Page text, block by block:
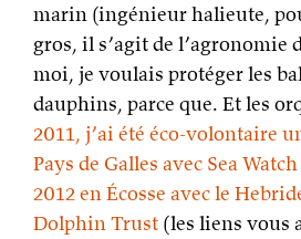
marin (ingénieur halieute,
gros, il s’agit de l’agronomie
moi, je voulais protéger les
dauphins, parce que. Et les
2011, j’ai été éco-volontaire
Pays de Galles avec Sea
2012 en Écosse avec le
Dolphin Trust (les liens vous